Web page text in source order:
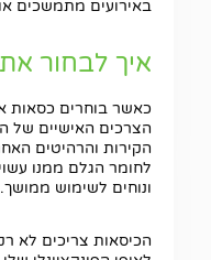
באירועים מתמשכים
איך לבחור
כאשר בוחרים כסאות
הצרכים האישיים של
הקירות והרהיטים
לחומר הגלם ממנו
ונוחים לשימוש ממושך.
הכיסאות צריכים לא